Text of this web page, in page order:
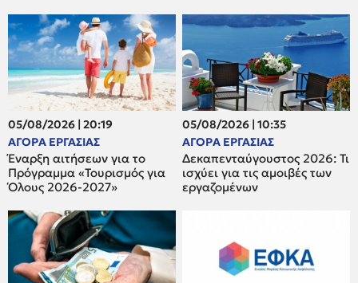
05/08/2026 | 20:19
ΑΓΟΡΑ ΕΡΓΑΣΙΑΣ
Έναρξη αιτήσεων για το
Πρόγραμμα «Τουρισμός για
Όλους 2026-2027»
05/08/2026 | 10:35
ΑΓΟΡΑ ΕΡΓΑΣΙΑΣ
Δεκαπενταύγουστος 2026: Τι
ισχύει για τις αμοιβές των
εργαζομένων